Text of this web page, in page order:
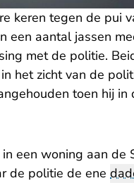
keren tegen de pui
een aantal jassen
met de politie.
het zicht van de
toen hij
een woning aan de
de politie de ene